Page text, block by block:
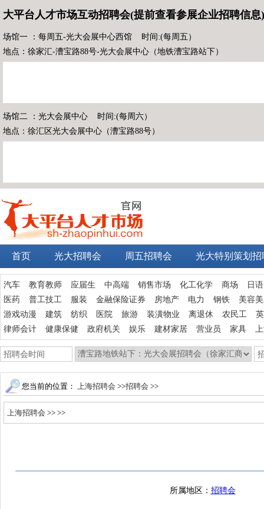
大平台人才市场互动招聘会(提前查看参展企业招聘信息)
场馆一 ：每周五-光大会展中心西馆 时间:(每周五）
地点：徐家汇-漕宝路88号-光大会展中心（地铁漕宝路站下）
场馆二 ：光大会展中心 时间:(每周六）
地点：徐汇区光大会展中心（漕宝路88号）
首页 光大招聘会 周五招聘会 光大特别策划招
汽车 教育教师 应届生 中高端 销售市场 化工化学 商场
日
医药
普工技工 服装 金融保险证券 房地产 电力 钢铁
美容
游戏动漫
建筑 纺织 医院 旅游 装潢物业 离退休 农民工
律师会计
健康保健 政府机关 娱乐 建材家居 营业员 家具
您当前的位置： 上海招聘会 >>招聘会 >>
上海招聘会 >> >>
所属地区： 招聘会